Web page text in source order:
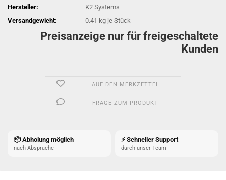
Hersteller:
K2 Systems
Versandgewicht:
0.41 kg je Stück
Preisanzeige nur für freigeschaltete
Kunden
AUF DEN MERKZETTEL
FRAGE ZUM PRODUKT
📦 Abholung möglich
nach Absprache
⚡ Schneller Support
durch unser Team